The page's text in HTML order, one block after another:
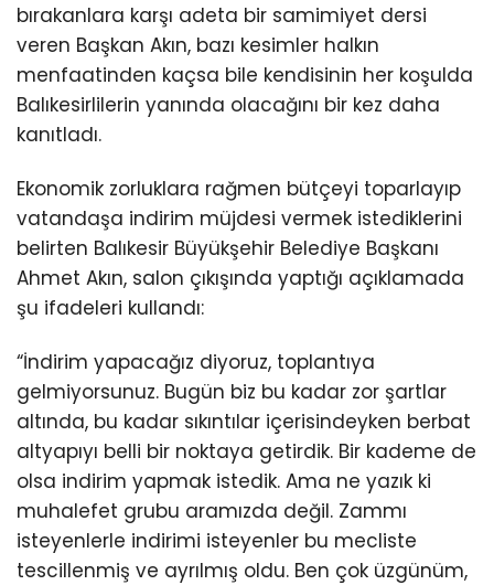
bırakanlara karşı adeta bir samimiyet dersi
veren Başkan Akın, bazı kesimler halkın
menfaatinden kaçsa bile kendisinin her koşulda
Balıkesirlilerin yanında olacağını bir kez daha
kanıtladı.
Ekonomik zorluklara rağmen bütçeyi toparlayıp
vatandaşa indirim müjdesi vermek istediklerini
belirten Balıkesir Büyükşehir Belediye Başkanı
Ahmet Akın, salon çıkışında yaptığı açıklamada
şu ifadeleri kullandı:
“İndirim yapacağız diyoruz, toplantıya
gelmiyorsunuz. Bugün biz bu kadar zor şartlar
altında, bu kadar sıkıntılar içerisindeyken berbat
altyapıyı belli bir noktaya getirdik. Bir kademe de
olsa indirim yapmak istedik. Ama ne yazık ki
muhalefet grubu aramızda değil. Zammı
isteyenlerle indirimi isteyenler bu mecliste
tescillenmiş ve ayrılmış oldu. Ben çok üzgünüm,